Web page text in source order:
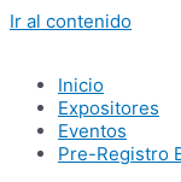
Ir al contenido
Inicio
Expositores
Eventos
Pre-Registro